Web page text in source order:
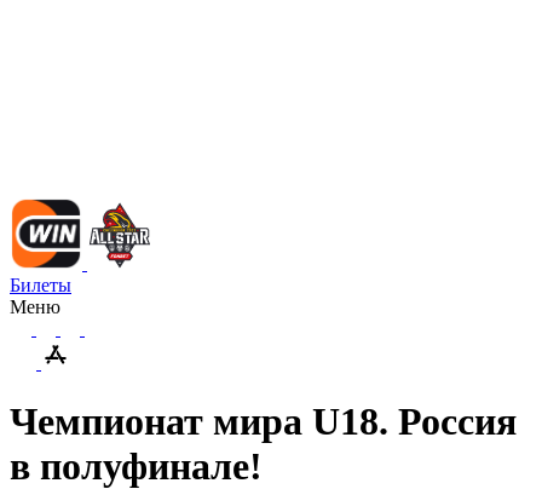
Билеты
Меню
Чемпионат мира U18. Россия
в полуфинале!